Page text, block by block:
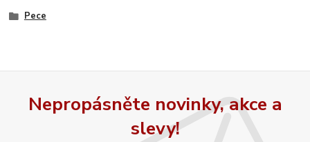
Pece
Nepropásněte novinky, akce a
slevy!